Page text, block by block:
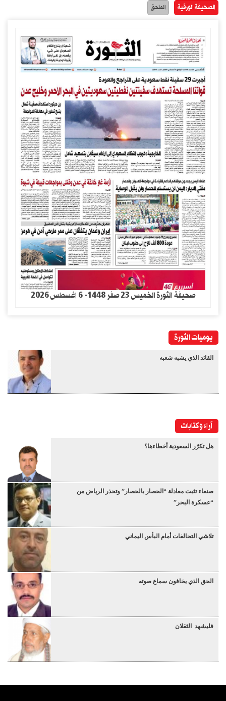
الصحيفة الورقية الملحق
صحيفة الثورة الخميس 23 صفر 1448- 6 اغسطس 2026
يوميات الثورة
القائد الذي يشبه شعبه
آراء وكتابات
هل تكرّر السعودية أخطاءها؟
صنعاء تثبت معادلة “الحصار بالحصار” وتحذر الرياض من
“عسكرة البحر”
تلاشي التحالفات أمام البأس اليماني
الحق الذي يخافون سماع صوته
فليشهد الثقلان